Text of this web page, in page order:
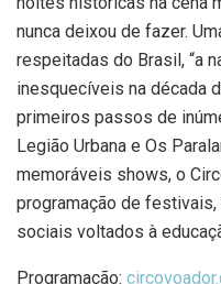
nunca deixou de fazer.
respeitadas do Brasil, “a
inesquecíveis na década
primeiros passos de
Legião Urbana e Os
memoráveis shows, o
programação de
sociais voltados à
Programação: